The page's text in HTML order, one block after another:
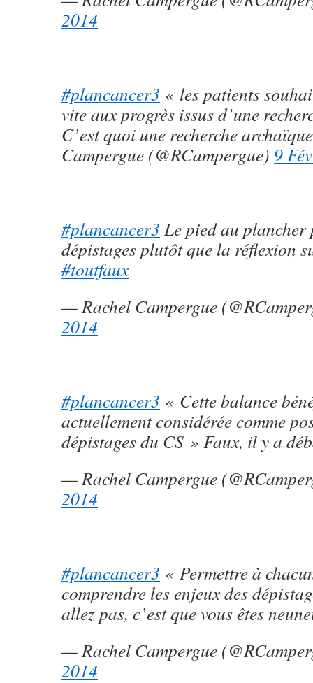
2014
#plancancer3 « les patients
vite aux progrès issus d’une
C’est quoi une recherche
Campergue (@RCampergue) 9
#plancancer3 Le pied au plancher
dépistages plutôt que la réflexion
#toutfaux
— Rachel Campergue
2014
#plancancer3 « Cette balance
actuellement considérée comme
dépistages du CS » Faux, il y a
— Rachel Campergue
2014
#plancancer3 « Permettre à
comprendre les enjeux des
allez pas, c’est que vous êtes
— Rachel Campergue
2014